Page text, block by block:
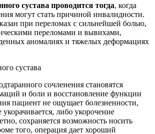
сустава проводится тогда, когда
могут стать причиной инвалидности.
при переломах с сильнейшей болью,
переломами и вывихами,
аномалиях и тяжелых деформациях
сустава
сочленения становятся
и боли и восстановление функции
пациент не ощущает болезненности,
либо укорочение
сохраняется возможность носить
того, операция дает хороший